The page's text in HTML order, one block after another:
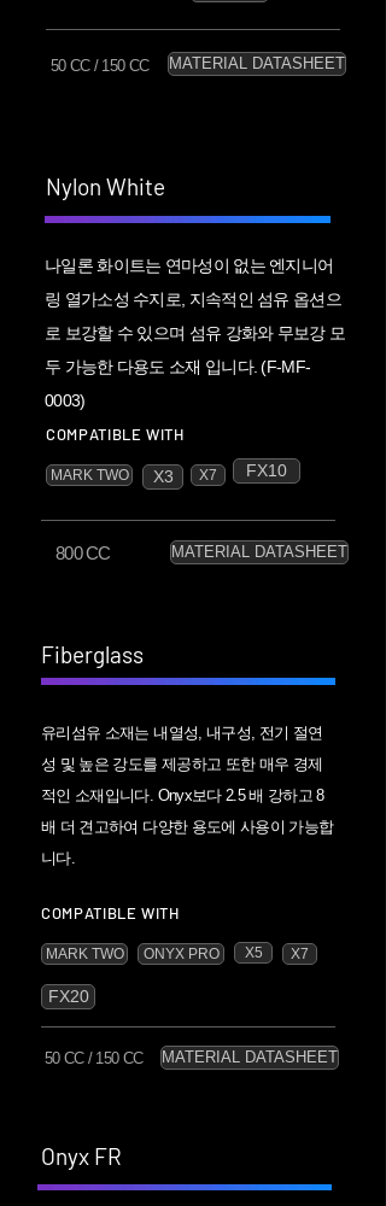
50 CC / 150 CC MATERIAL DATASHEET
Nylon White
나일론 화이트는 연마성이 없는 엔지니어
링 열가소성 수지로, 지속적인 섬유 옵션으
로 보강할 수 있으며 섬유 강화와 무보강 모
두 가능한 다용도 소재 입니다. ( F-MF-
0003)
COMPATIBLE WITH
MARK TWO X3 X7 FX10
800 CC MATERIAL DATASHEET
Fiberglass
유리섬유 소재는 내열성, 내구성, 전기 절연
성 및 높은 강도를 제공하고 또한 매우 경제
적인 소재입니다. Onyx보다 2.5 배 강하고 8
배 더 견고하여 다양한 용도에 사용이 가능합
니다.
COMPATIBLE WITH
MARK TWO ONYX PRO X5 X7
FX20
50 CC / 150 CC MATERIAL DATASHEET
Onyx FR